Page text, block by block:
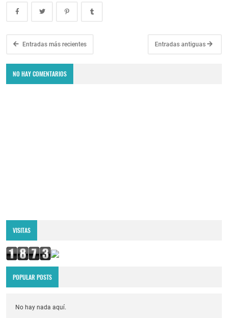
Entradas más recientes Entradas antiguas
NO HAY COMENTARIOS
VISITAS
POPULAR POSTS
No hay nada aquí.